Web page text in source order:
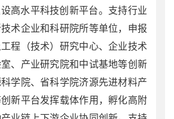
高水平科技创新平台。支持行业
术企业和科研院所等单位，申报
程（技术）研究中心、企业技术
、产业研究院和中试基地等创新
学院、省科学院济源先进材料产
新平台发挥载体作用，孵化高附